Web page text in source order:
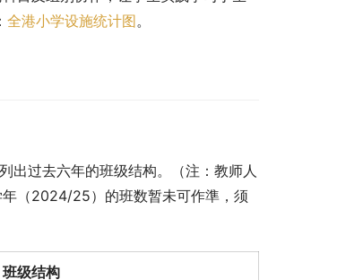
全港小学设施统计图。
过去六年的班级结构。（注：教师人
（2024/25）的班数暂未可作準，须
班级结构